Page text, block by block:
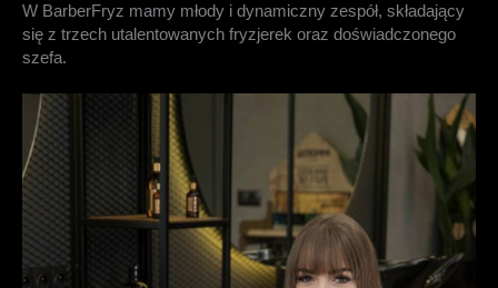
W BarberFryz mamy młody i dynamiczny zespół, składający
się z trzech utalentowanych fryzjerek oraz doświadczonego
szefa.